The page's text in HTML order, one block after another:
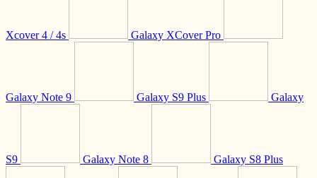
Xcover 4 / 4s Galaxy XCover Pro
Galaxy Note 9 Galaxy S9 Plus Galaxy
S9 Galaxy Note 8 Galaxy S8 Plus